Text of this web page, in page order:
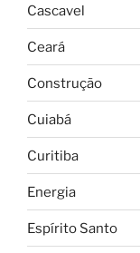
Cascavel
Ceará
Construção
Cuiabá
Curitiba
Energia
Espírito Santo